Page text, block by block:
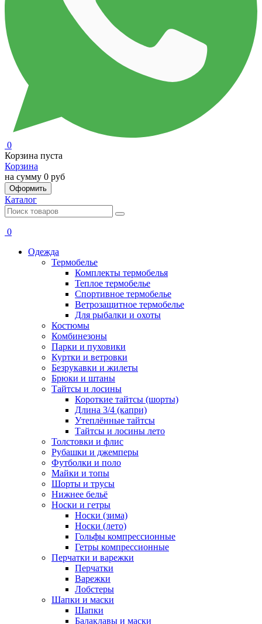
0
Корзина пуста
Корзина
на сумму 0 руб
Оформить
Каталог
0
Одежда
Термобелье
Комплекты термобелья
Теплое термобелье
Спортивное термобелье
Ветрозащитное термобелье
Для рыбалки и охоты
Костюмы
Комбинезоны
Парки и пуховики
Куртки и ветровки
Безрукавки и жилеты
Брюки и штаны
Тайтсы и лосины
Короткие тайтсы (шорты)
Длина 3/4 (капри)
Утеплённые тайтсы
Тайтсы и лосины лето
Толстовки и флис
Рубашки и джемперы
Футболки и поло
Майки и топы
Шорты и трусы
Нижнее бельё
Носки и гетры
Носки (зима)
Носки (лето)
Гольфы компрессионные
Гетры компрессионные
Перчатки и варежки
Перчатки
Варежки
Лобстеры
Шапки и маски
Шапки
Балаклавы и маски